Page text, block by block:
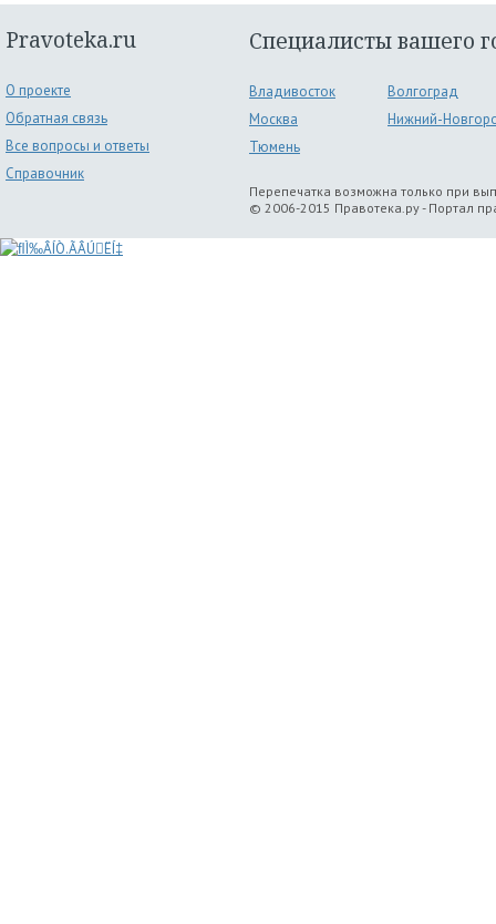
Pravoteka.ru
О проекте
Обратная связь
Все вопросы и ответы
Справочник
Специалисты вашего
Владивосток
Волгоград
Москва
Нижний-
Тюмень
Перепечатка возможна только при
© 2006-2015 Правотека.ру - Портал